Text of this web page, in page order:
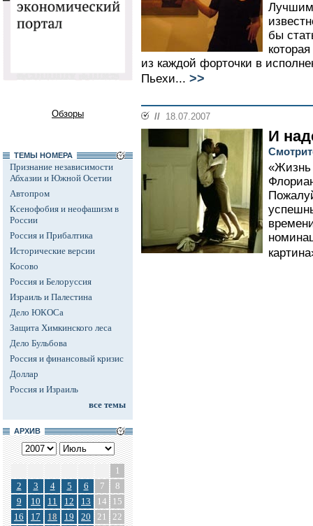
Обзоры
ТЕМЫ НОМЕРА
Признание независимости
Абхазии и Южной Осетии
Автопром
Ксенофобия и неофашизм в
России
Россия и Прибалтика
Исторические версии
Косово
Россия и Белоруссия
Израиль и Палестина
Дело ЮКОСа
Защита Химкинского леса
Дело Бульбова
Россия и финансовый кризис
Доллар
Россия и Израиль
все темы
АРХИВ
1
2
3 4 5 6 7
8
9
10 11 12 13 14
15
16
17 18 19 20 21
22
Лучшим
бы
из каждой форточки в
Пьехи... >>
// 18.07.2007
И
«Жизнь